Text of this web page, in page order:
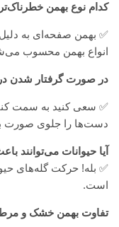
کدام نوع بهمن
✅ بهمن صفحه‌ای به
انواع بهمن محسوب
در صورت گرفتار شدن در
✅ سعی کنید به سمت
دست‌ها را جلوی صورت
آیا حیوانات می‌توانند
✅ بله! حرکت گله‌های
است.
تفاوت بهمن خشک و